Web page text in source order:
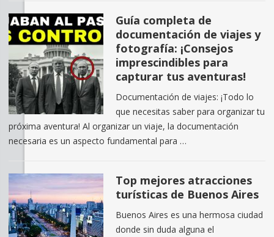
Guía completa de
documentación de viajes y
fotografía: ¡Consejos
imprescindibles para
capturar tus aventuras!
Documentación de viajes: ¡Todo lo
que necesitas saber para organizar tu
próxima aventura! Al organizar un viaje, la documentación
necesaria es un aspecto fundamental para …
Top mejores atracciones
turísticas de Buenos Aires
Buenos Aires es una hermosa ciudad
donde sin duda alguna el